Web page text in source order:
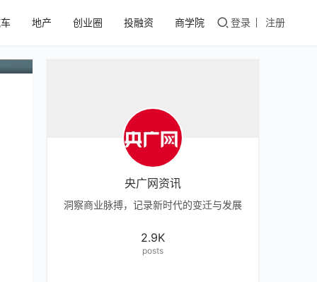
地产 创业圈 投融资 商学院 登录 注册
央广网资讯
洞察商业脉搏，记录新时代的变迁与发展
2.9K
posts